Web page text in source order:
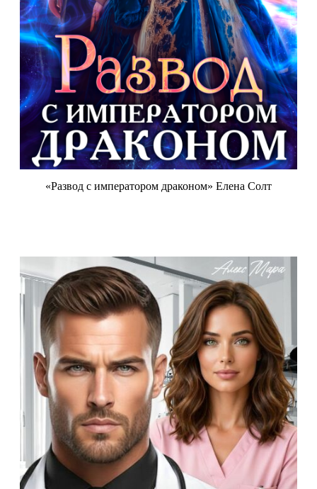
«Развод с императором драконом» Елена Солт